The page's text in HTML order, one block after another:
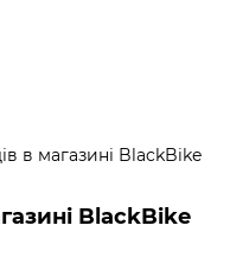
BlackBike